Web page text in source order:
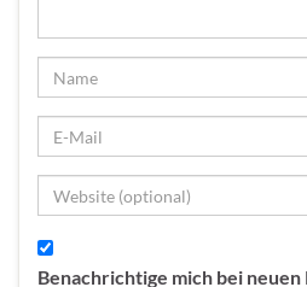
Benachrichtige mich bei